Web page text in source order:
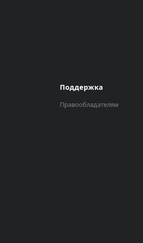
Поддержка
Правообладателям